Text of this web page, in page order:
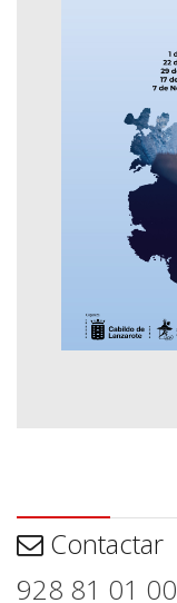
Contactar
928 81 01 00